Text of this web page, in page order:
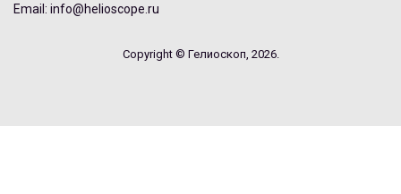
Email: info@helioscope.ru
Copyright © Гелиоскоп, 2026.